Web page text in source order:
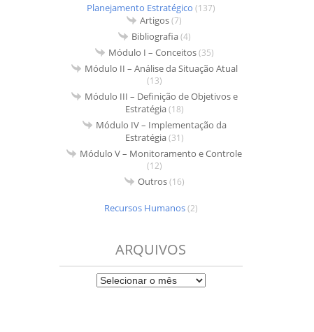
Planejamento Estratégico (137)
Artigos(7)
Bibliografia(4)
Módulo I – Conceitos(35)
Módulo II – Análise da Situação Atual
(13)
Módulo III – Definição de Objetivos e
Estratégia(18)
Módulo IV – Implementação da
Estratégia(31)
Módulo V – Monitoramento e Controle
(12)
Outros(16)
Recursos Humanos(2)
ARQUIVOS